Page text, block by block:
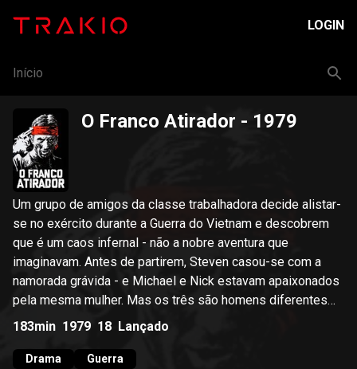
LOGIN
Início
O Franco Atirador - 1979
Um grupo de amigos da classe trabalhadora decide alistar-
se no exército durante a Guerra do Vietnam e descobrem
que é um caos infernal - não a nobre aventura que
imaginavam. Antes de partirem, Steven casou-se com a
namorada grávida - e Michael e Nick estavam apaixonados
pela mesma mulher. Mas os três são homens diferentes
quando regressam.
183min 1979 18 Lançado
Drama Guerra